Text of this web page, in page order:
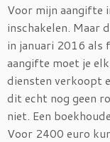
Voor mijn aangifte
inschakelen. Maar
in januari 2016 als
aangifte moet je
diensten verkoopt
dit echt nog geen
niet. Een
Voor 2400 euro